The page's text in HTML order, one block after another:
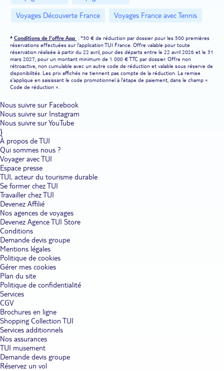
Voyages Découverte France
Voyages France avec Tennis
* Conditions de l'offre App : *30 € de réduction par dossier pour les 500 premières
réservations effectuées sur l'application TUI France. Offre valable pour toute
réservation réalisée à partir du 22 avril, pour des départs entre le 22 avril 2026 et le 31
mars 2027, pour un montant minimum de 1 000 € TTC par dossier. Offre non
rétroactive, non cumulable avec un autre code de réduction et valable sous réserve de
disponibilités. Les prix affichés ne tiennent pas compte de la réduction. La remise
s'applique en saisissant le code promotionnel à l'étape de paiement, dans le champ «
Code de réduction ».
Nous suivre sur Facebook
Nous suivre sur Instagram
Nous suivre sur YouTube
}
À propos de TUI
Qui sommes nous ?
Voyager avec TUI
Espace presse
TUI, acteur du tourisme durable
Se former chez TUI
Travailler chez TUI
Devenez Affilié
Nos agences de voyages
Devenez Agence TUI Store
Conditions
Demande devis groupe
Mentions légales
Politique de cookies
Gérer mes cookies
Plan du site
Politique de confidentialité
Services
CGV
Brochures en ligne
Shopping Collection TUI
Services additionnels
Nos assurances
TUI musement
Demande devis groupe
Réservez un vol